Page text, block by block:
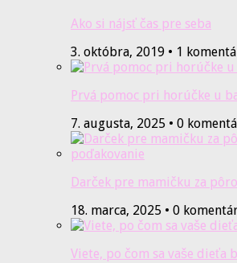
Ako si nájsť čas pre seba
3. októbra, 2019 • 1
Prvá pomoc pri horúčke u
7. augusta, 2025 • 0
Darček pre mamičku za
18. marca, 2025 • 0
Viete, po čom sa vaše dieťa